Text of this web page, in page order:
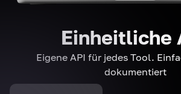
Einheitliche
Eigene API für jedes Tool.
dokumentiert